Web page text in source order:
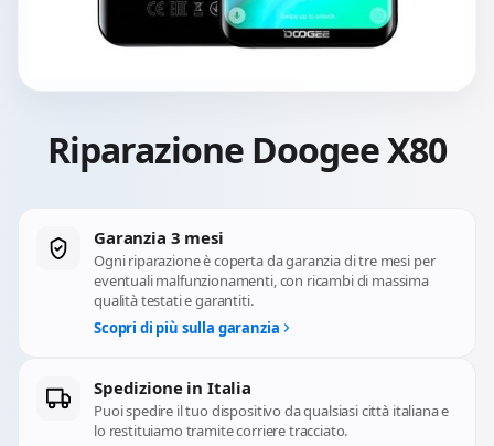
Riparazione Doogee X80
Garanzia 3 mesi
Ogni riparazione è coperta da garanzia di tre mesi per
eventuali malfunzionamenti, con ricambi di massima
qualità testati e garantiti.
Scopri di più sulla garanzia
Spedizione in Italia
Puoi spedire il tuo dispositivo da qualsiasi città italiana e
lo restituiamo tramite corriere tracciato.